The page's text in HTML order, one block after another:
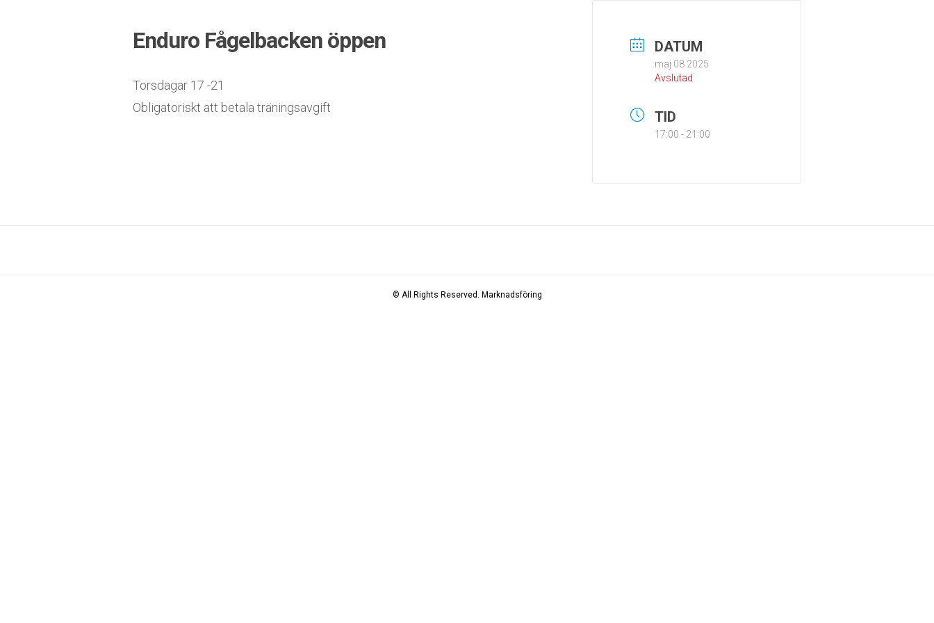
Enduro Fågelbacken öppen
Torsdagar 17 -21
Obligatoriskt att betala träningsavgift
DATUM
maj 08 2025
Avslutad
TID
17:00 - 21:00
© All Rights Reserved. Marknadsföring